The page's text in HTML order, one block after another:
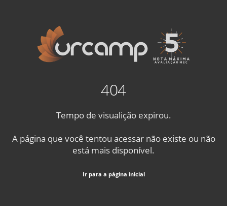
404
Tempo de visualição expirou.
A página que você tentou acessar não existe ou não
está mais disponível.
Ir para a página inicial